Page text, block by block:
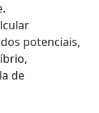
potenciais,
de